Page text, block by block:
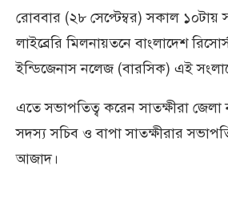
রোববার (২৮ সেপ্টেম্বর) সকাল ১০টায়
লাইব্রেরি মিলনায়তনে বাংলাদেশ
ইন্ডিজেনাস নলেজ (বারসিক) এই
এতে সভাপতিত্ব করেন সাতক্ষীরা জেলা
সদস্য সচিব ও বাপা সাতক্ষীরার
আজাদ।